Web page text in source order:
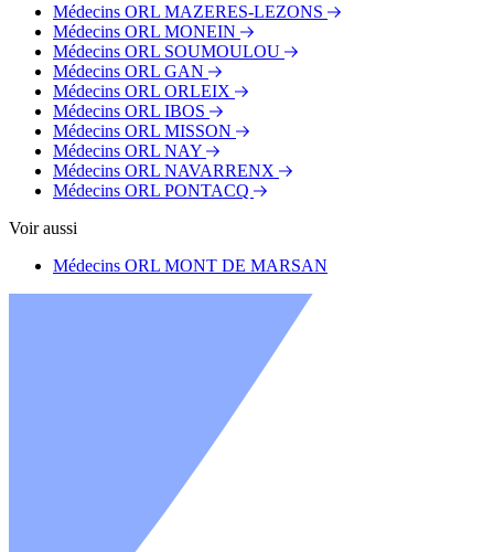
Médecins ORL MAZERES-LEZONS
Médecins ORL MONEIN
Médecins ORL SOUMOULOU
Médecins ORL GAN
Médecins ORL ORLEIX
Médecins ORL IBOS
Médecins ORL MISSON
Médecins ORL NAY
Médecins ORL NAVARRENX
Médecins ORL PONTACQ
Voir aussi
Médecins ORL MONT DE MARSAN